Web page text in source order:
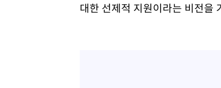
대한 선제적 지원이라는 비전을